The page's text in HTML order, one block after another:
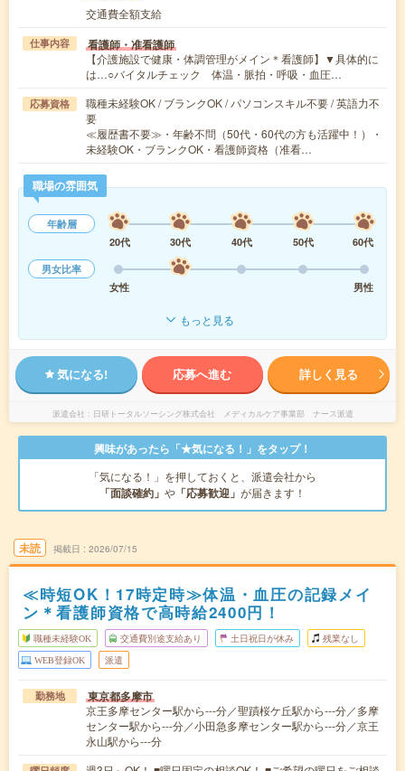
交通費全額支給
仕事内容 看護師・准看護師
【介護施設で健康・体調管理がメイン＊看護師】▼具体的に
は…○バイタルチェック 体温・脈拍・呼吸・血圧…
応募資格
職種未経験OK / ブランクOK / パソコンスキル不要 / 英語力不
要
≪履歴書不要≫・年齢不問（50代・60代の方も活躍中！）・
未経験OK・ブランクOK・看護師資格（准看…
職場の雰囲気
年齢層
20代
30代 40代 50代
60代
男女比率
女性
男性
もっと見る
気になる! 応募へ進む 詳しく見る
派遣会社 日研トータルソーシング株式会社 メディカルケア事業部 ナース派遣
興味があったら「★気になる！」をタップ！
「気になる！」を押しておくと、派遣会社から
「面談確約」 や 「応募歓迎」 が届きます！
未読 掲載日 2026/07/15
≪時短OK！17時定時≫体温・血圧の記録メイ
ン＊看護師資格で高時給2400円！
職種未経験OK 交通費別途支給あり 土日祝日が休み 残業なし
WEB登録OK 派遣
勤務地 東京都多摩市
京王多摩センター駅から---分／聖蹟桜ケ丘駅から---分／多摩
センター駅から---分／小田急多摩センター駅から---分／京王
永山駅から---分